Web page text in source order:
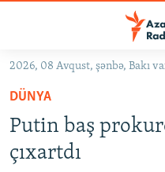
Əsas
qayıt
Əsas
naviqasiyaya
qayıt
#İZAHLA
KORRUPSIOMETR
#ƏSLINDƏ
2026, 08 Avqust, şənbə, Bakı
DÜNYA
Putin baş
çıxartdı